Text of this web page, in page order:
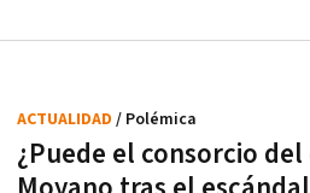
¿Puede el consorcio
ACTUALIDAD / Polémica